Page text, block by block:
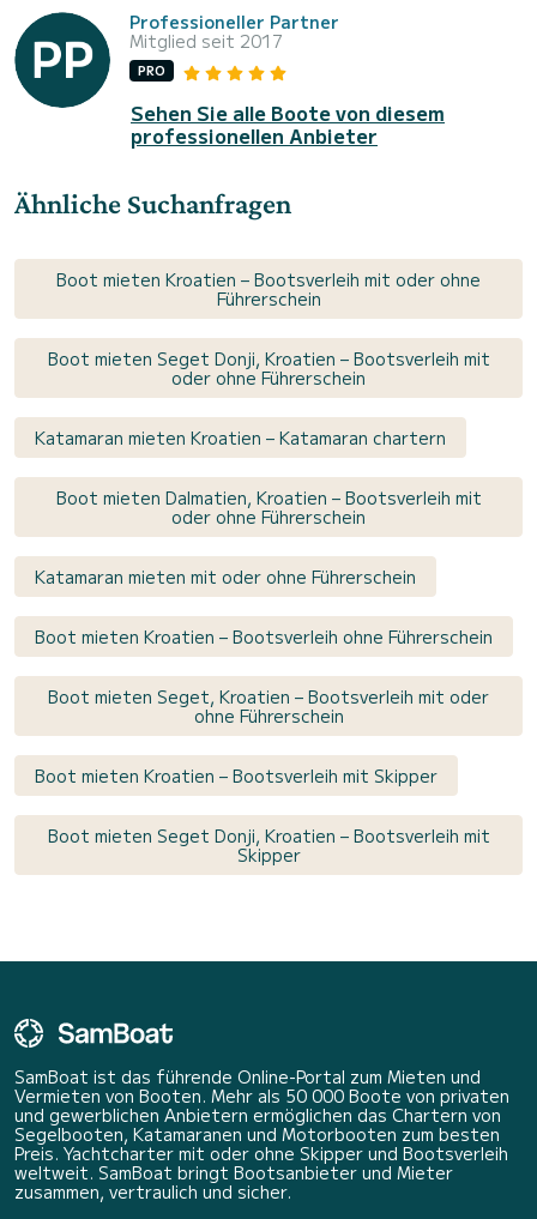
Professioneller Partner
Mitglied seit 2017
PRO
Sehen Sie alle Boote von diesem
professionellen Anbieter
Ähnliche Suchanfragen
Boot mieten Kroatien – Bootsverleih mit oder ohne
Führerschein
Boot mieten Seget Donji, Kroatien – Bootsverleih mit
oder ohne Führerschein
Katamaran mieten Kroatien – Katamaran chartern
Boot mieten Dalmatien, Kroatien – Bootsverleih mit
oder ohne Führerschein
Katamaran mieten mit oder ohne Führerschein
Boot mieten Kroatien – Bootsverleih ohne Führerschein
Boot mieten Seget, Kroatien – Bootsverleih mit oder
ohne Führerschein
Boot mieten Kroatien – Bootsverleih mit Skipper
Boot mieten Seget Donji, Kroatien – Bootsverleih mit
Skipper
SamBoat ist das führende Online-Portal zum Mieten und
Vermieten von Booten. Mehr als 50 000 Boote von privaten
und gewerblichen Anbietern ermöglichen das Chartern von
Segelbooten, Katamaranen und Motorbooten zum besten
Preis. Yachtcharter mit oder ohne Skipper und Bootsverleih
weltweit. SamBoat bringt Bootsanbieter und Mieter
zusammen, vertraulich und sicher.